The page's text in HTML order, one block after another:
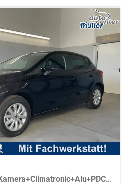
Style 80PS Kessy+Kamera+Climatronic+Alu+PDCvohi+Sitzheiz+App-Connect+DAB